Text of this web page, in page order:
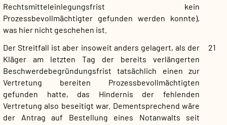
Rechtsmitteleinlegungsfrist kein
Prozessbevollmächtigter gefunden werden konnte),
was hier nicht geschehen ist.
21
Der Streitfall ist aber insoweit anders gelagert, als der
Kläger am letzten Tag der bereits verlängerten
Beschwerdebegründungsfrist tatsächlich einen zur
Vertretung bereiten Prozessbevollmächtigten
gefunden hatte, das Hindernis der fehlenden
Vertretung also beseitigt war. Dementsprechend wäre
der Antrag auf Bestellung eines Notanwalts seit